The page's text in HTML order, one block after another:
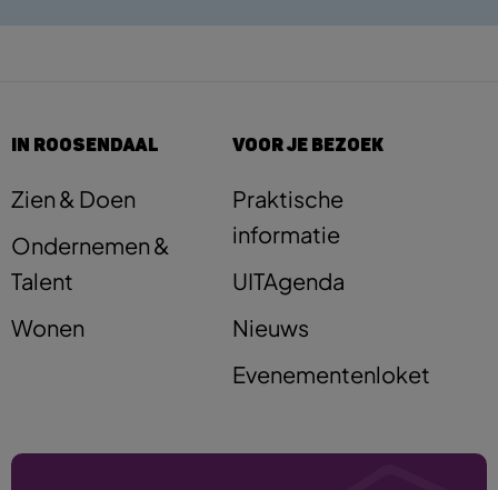
IN ROOSENDAAL
Zien & Doen
Ondernemen &
Talent
Wonen
VOOR JE BEZOEK
Praktische
informatie
UITAgenda
Nieuws
Evenementenloket